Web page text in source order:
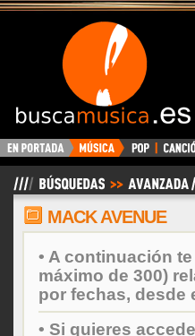
BuscaMusica.es
MACK AVENUE
• A continuación
máximo de 300)
por fechas, desde
• Si quieres